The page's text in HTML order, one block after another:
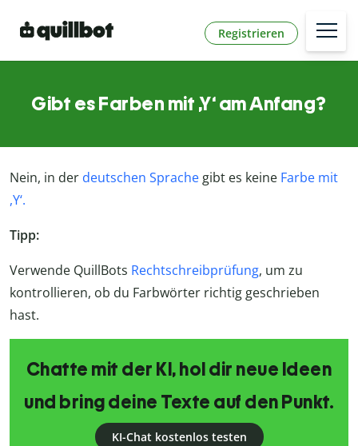
Registrieren
Gibt es Farben mit ,Y‘ am Anfang?
Nein, in der deutschen Sprache gibt es keine Farbe mit
,Y‘.
Tipp:
Verwende QuillBots Rechtschreibprüfung, um zu
kontrollieren, ob du Farbwörter richtig geschrieben
hast.
Chatte mit der KI, hol dir neue Ideen
und bring deine Texte auf den Punkt.
KI-Chat kostenlos testen